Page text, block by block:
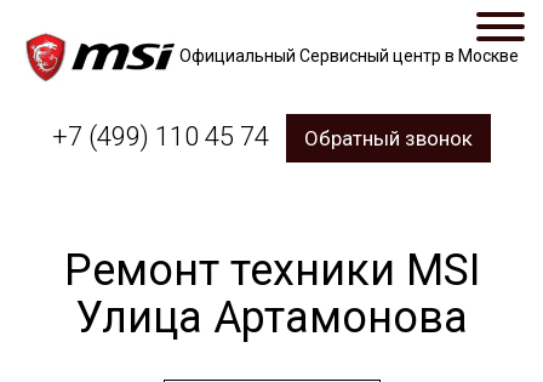
Официальный Сервисный центр в Москве
+7 (499) 110 45 74 Обратный звонок
Ремонт техники MSI
Улица Артамонова